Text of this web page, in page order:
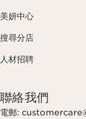
美妍中心
搜尋分店
人材招聘
聯絡我們
電郵: